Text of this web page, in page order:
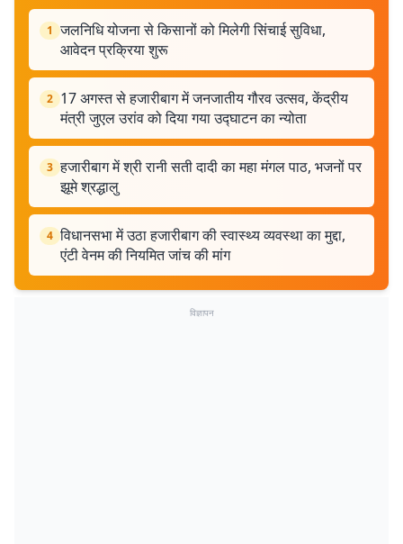
1 जलनिधि योजना से किसानों को मिलेगी सिंचाई सुविधा,
आवेदन प्रक्रिया शुरू
2 17 अगस्त से हजारीबाग में जनजातीय गौरव उत्सव, केंद्रीय
मंत्री जुएल उरांव को दिया गया उद्घाटन का न्योता
3 हजारीबाग में श्री रानी सती दादी का महा मंगल पाठ, भजनों पर
झूमे श्रद्धालु
4 विधानसभा में उठा हजारीबाग की स्वास्थ्य व्यवस्था का मुद्दा,
एंटी वेनम की नियमित जांच की मांग
विज्ञापन